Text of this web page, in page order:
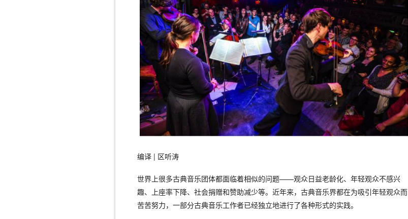
编译 | 区听涛
世界上很多古典音乐团体都面临着相似的问题——观众日益老龄化、年轻观众不感兴
趣、上座率下降、社会捐赠和赞助减少等。近年来，古典音乐界都在为吸引年轻观众而
苦苦努力，一部分古典音乐工作者已经独立地进行了各种形式的实践。